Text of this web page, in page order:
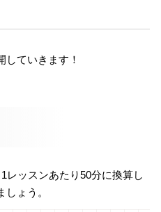
していきます！
レッスンあたり50分に換算し
ょう。